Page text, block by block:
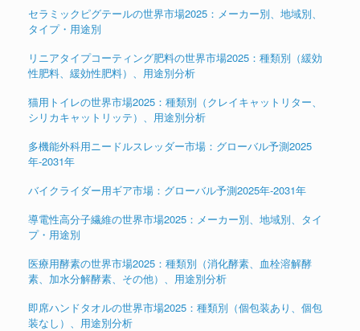
セラミックピグテールの世界市場2025：メーカー別、地域別、
タイプ・用途別
リニアタイプコーティング肥料の世界市場2025：種類別（緩効
性肥料、緩効性肥料）、用途別分析
猫用トイレの世界市場2025：種類別（クレイキャットリター、
シリカキャットリッテ）、用途別分析
多機能外科用ニードルスレッダー市場：グローバル予測2025
年-2031年
バイクライダー用ギア市場：グローバル予測2025年-2031年
導電性高分子繊維の世界市場2025：メーカー別、地域別、タイ
プ・用途別
医療用酵素の世界市場2025：種類別（消化酵素、血栓溶解酵
素、加水分解酵素、その他）、用途別分析
即席ハンドタオルの世界市場2025：種類別（個包装あり、個包
装なし）、用途別分析